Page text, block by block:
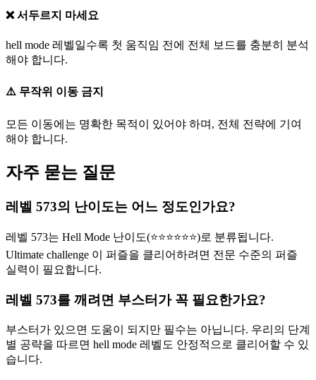
❌ 서두르지 마세요
hell mode 레벨일수록 첫 움직임 전에 전체 보드를 충분히 분석
해야 합니다.
⚠️ 무작위 이동 금지
모든 이동에는 명확한 목적이 있어야 하며, 전체 전략에 기여
해야 합니다.
자주 묻는 질문
레벨 573의 난이도는 어느 정도인가요?
레벨 573는 Hell Mode 난이도(⭐⭐⭐⭐⭐⭐)로 분류됩니다.
Ultimate challenge 이 퍼즐을 클리어하려면 전문 수준의 퍼즐
실력이 필요합니다.
레벨 573를 깨려면 부스터가 꼭 필요한가요?
부스터가 있으면 도움이 되지만 필수는 아닙니다. 우리의 단계
별 공략을 따르면 hell mode 레벨도 안정적으로 클리어할 수 있
습니다.